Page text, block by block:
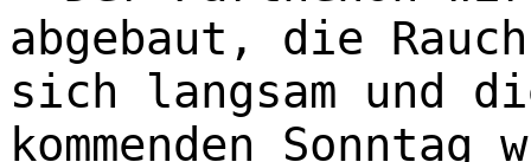
abgebaut, die
sich langsam und
kommenden